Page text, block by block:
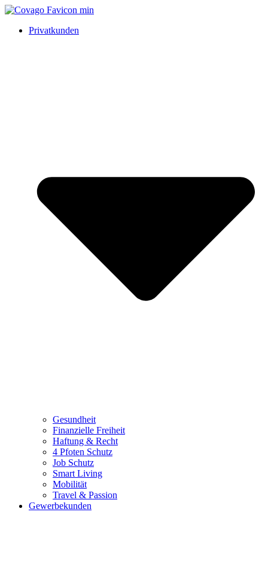
Privatkunden
Gesundheit
Finanzielle Freiheit
Haftung & Recht
4 Pfoten Schutz
Job Schutz
Smart Living
Mobilität
Travel & Passion
Gewerbekunden